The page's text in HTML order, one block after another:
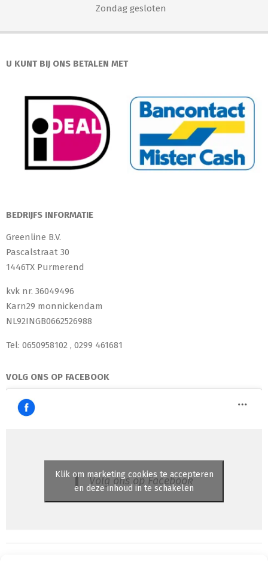
Zondag gesloten
U KUNT BIJ ONS BETALEN MET
BEDRIJFS INFORMATIE
Greenline B.V.
Pascalstraat 30
1446TX Purmerend
kvk nr. 36049496
Karn29 monnickendam
NL92INGB0662526988
Tel: 0650958102 , 0299 461681
VOLG ONS OP FACEBOOK
Volg ons op Facebook
Klik om marketing cookies te accepteren
en deze inhoud in te schakelen